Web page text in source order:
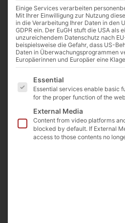
Einige Services verarbeiten
Mit Ihrer Einwilligung zur Nutzung
in die Verarbeitung Ihrer Daten in den
GDPR ein. Der EuGH stuft die USA als
unzureichendem Datenschutz nach
beispielsweise die Gefahr, dass US-
Daten in Überwachungsprogrammen
Europäerinnen und Europäer eine
Es folgt eine Liste der
Essential
Essential services enable basic
for the proper function of the
External Media
Content from video platforms
blocked by default. If External
access to those contents no